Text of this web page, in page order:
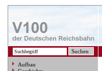
Aufbau